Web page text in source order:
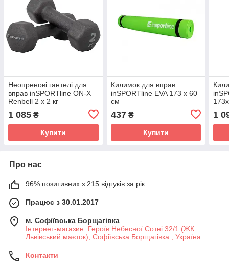
Неопренові гантелі для
вправ inSPORTline ON-X
Renbell 2 х 2 кг
1 085 ₴
Купити
Килимок для вправ
inSPORTline EVA 173 x 60
см
437₴
Купити
1
Про нас
96% позитивних з 215 відгуків за рік
Працює з 30.01.2017
м. Софіївська Борщагівка
Інтернет-магазин: Героїв Небесної Сотні 32/1 (ЖК
Львівський маєток), Софіївська Борщагівка , Україна
Контакти